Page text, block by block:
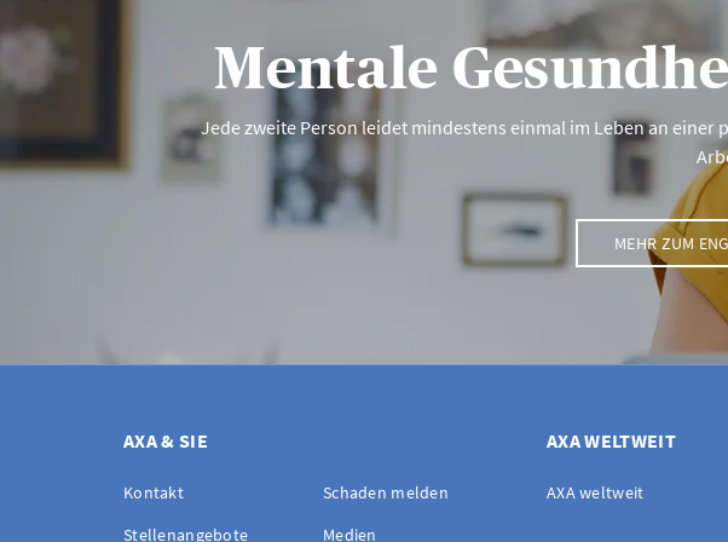
Erkrankung zu vermeiden.
Mentale
Jede zweite Person leidet mindestens einmal im Leben an
MEHR ZUM
AXA & SIE
Kontakt
Schaden melden
Stellenangebote
Medien
AXA WELTWEIT
AXA weltweit